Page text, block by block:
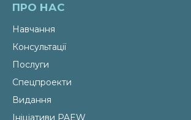
ПРО НАС
Навчання
Консультації
Послуги
Спецпроекти
Видання
Ініціативи PAEW